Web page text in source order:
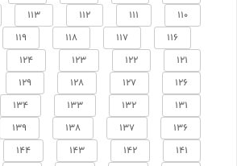
110
111
112
113
116
117
118
119
121
122
123
124
126
127
128
129
131
132
133
134
136
137
138
139
141
142
143
144